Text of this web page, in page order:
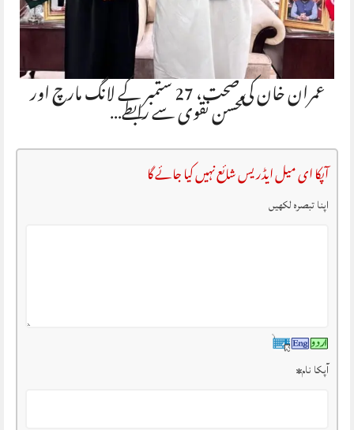
عمران خان کی صحت، 27 ستمبر کے لانگ مارچ اورمحسن نقوی سے رابطے…
آپکا ای میل ایڈریس شائع نہیں کیا جائے گا
اپنا تبصرہ لکھیں
آپکا نام*